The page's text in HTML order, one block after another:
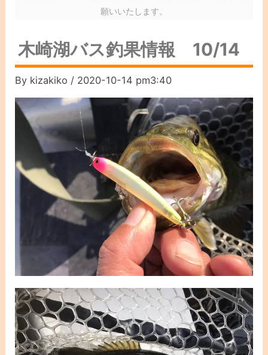
願いいたします。
木崎湖バス釣果情報 10/14
By kizakiko / 2020-10-14 pm3:40